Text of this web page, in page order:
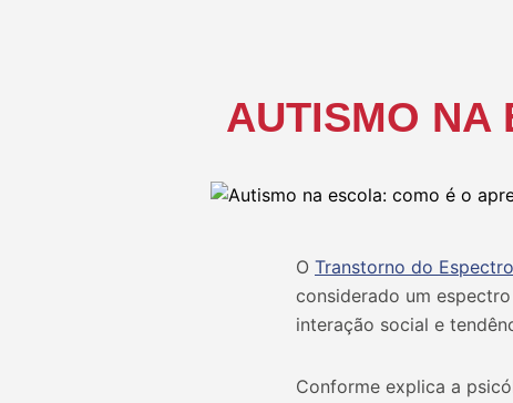
AUTISMO NA
O Transtorno do
considerado um
interação social e
Conforme explica a